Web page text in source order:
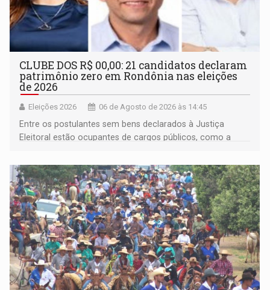
CLUBE DOS R$ 00,00: 21 candidatos declaram
patrimônio zero em Rondônia nas eleições
de 2026
Eleições 2026 06 de Agosto de 2026 às 14:45
Entre os postulantes sem bens declarados à Justiça
Eleitoral estão ocupantes de cargos públicos, como a
Pedro Geovar (PP) e a vice-prefeita Magna dos Anjos
(NOVO)